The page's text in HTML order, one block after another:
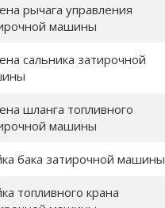
рычага управления
машины
сальника затирочной
шланга топливного
машины
бака затирочной машины
топливного крана